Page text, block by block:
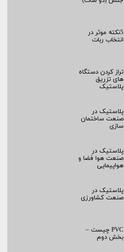
5نکته موثر در
انتخاب ربات
تراز کردن دستگاه
های تزریق
پلاستیک
پلاستیک در
صنعت ساختمان
سازی
پلاستیک در
صنعت هوا فضا و
هواپیمایی
پلاستیک در
صنعت کشاورزی
PVC چیست –
بخش دوم